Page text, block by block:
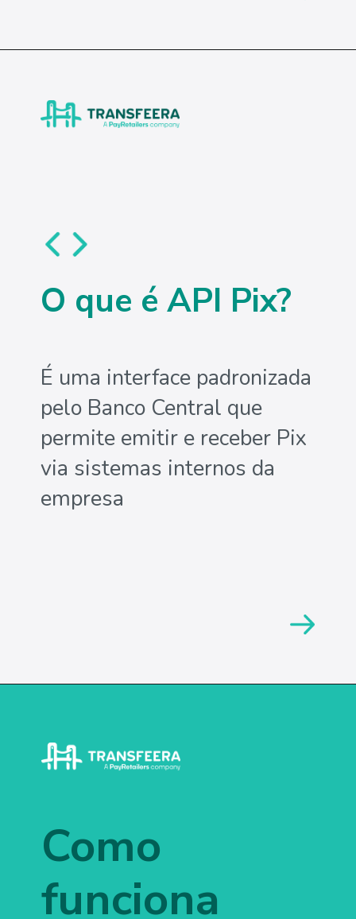
O que é API Pix?
É uma interface padronizada
pelo Banco Central que
permite emitir e receber Pix
via sistemas internos da
empresa
Como
funciona